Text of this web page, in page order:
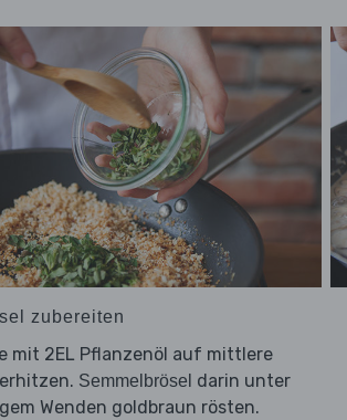
zubereiten
mit 2EL Pflanzenöl auf mittlere
Semmelbrösel darin unter
Wenden goldbraun rösten.